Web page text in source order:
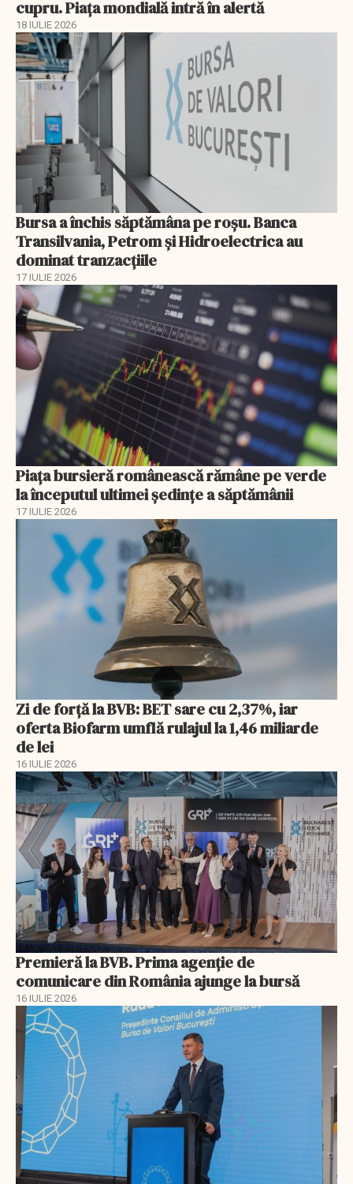
cupru. Piața mondială intră în alertă
18 IULIE 2026
Bursa a închis săptămâna pe roșu. Banca
Transilvania, Petrom și Hidroelectrica au
dominat tranzacțiile
17 IULIE 2026
Piața bursieră românească rămâne pe verde
la începutul ultimei ședințe a săptămânii
17 IULIE 2026
Zi de forță la BVB: BET sare cu 2,37%, iar
oferta Biofarm umflă rulajul la 1,46 miliarde
de lei
16 IULIE 2026
Premieră la BVB. Prima agenție de
comunicare din România ajunge la bursă
16 IULIE 2026